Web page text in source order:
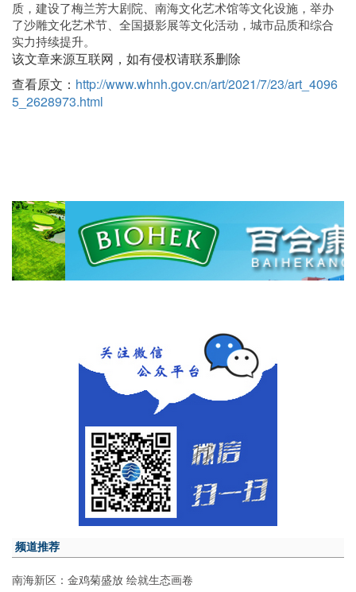
质，建设了梅兰芳大剧院、南海文化艺术馆等文化设施，举办
了沙雕文化艺术节、全国摄影展等文化活动，城市品质和综合
实力持续提升。
该文章来源互联网，如有侵权请联系删除
查看原文： http://www.whnh.gov.cn/art/2021/7/23/art_4096
5_2628973.html
频道推荐
南海新区：金鸡菊盛放 绘就生态画卷